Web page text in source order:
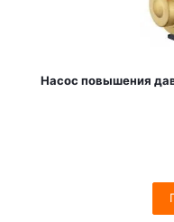
Насос повышения